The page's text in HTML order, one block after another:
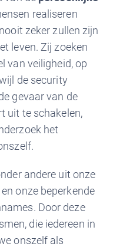
realiseren
zeker zullen zijn
leven. Zij zoeken
van veiligheid, op
de security
gevaar van de
uit te schakelen,
het
andere uit onze
en onze beperkende
Door deze
die iedereen in
onszelf als